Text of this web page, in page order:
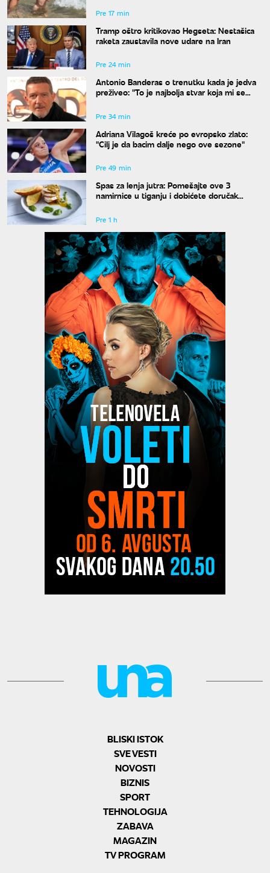
Pre 17 min
Tramp oštro kritikovao Hegseta: Nestašica
raketa zaustavila nove udare na Iran
Pre 24 min
Antonio Banderas o trenutku kada je jedva
preživeo: "To je najbolja stvar koja mi se
Pre 34 min
Adriana Vilagoš kreće po evropsko zlato:
"Cilj je da bacim dalje nego ove sezone"
Pre 49 min
Spas za lenja jutra: Pomešajte ove 3
namirnice u tiganju i dobićete doručak
Pre 1 h
BLISKI ISTOK
SVE VESTI
NOVOSTI
BIZNIS
SPORT
TEHNOLOGIJA
ZABAVA
MAGAZIN
TV PROGRAM